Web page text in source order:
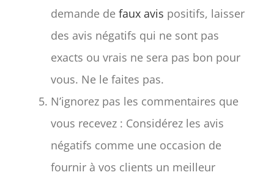
demande de faux avis positifs, laisser
des avis négatifs qui ne sont pas
exacts ou vrais ne sera pas bon pour
vous. Ne le faites pas.
N’ignorez pas les commentaires que
vous recevez : Considérez les avis
négatifs comme une occasion de
fournir à vos clients un meilleur